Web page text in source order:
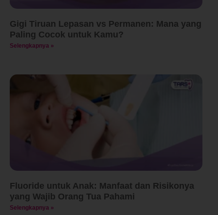
Gigi Tiruan Lepasan vs Permanen: Mana yang
Paling Cocok untuk Kamu?
Selengkapnya »
Fluoride untuk Anak: Manfaat dan Risikonya
yang Wajib Orang Tua Pahami
Selengkapnya »